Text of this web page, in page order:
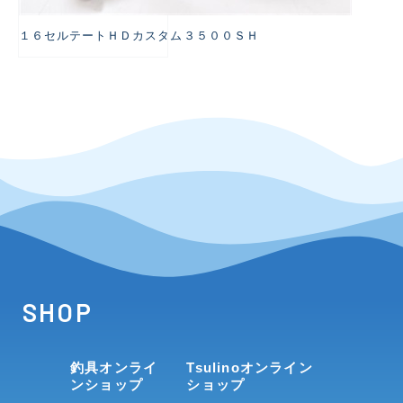
１６セルテートＨＤカスタム３５００ＳＨ
SHOP
釣具オンライ
ンショップ
Tsulinoオンライン
ショップ